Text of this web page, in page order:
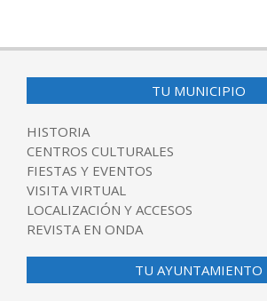
07-
TU MUNICIPIO
HISTORIA
CENTROS CULTURALES
FIESTAS Y EVENTOS
VISITA VIRTUAL
LOCALIZACIÓN Y ACCESOS
REVISTA EN ONDA
TU AYUNTAMIENTO